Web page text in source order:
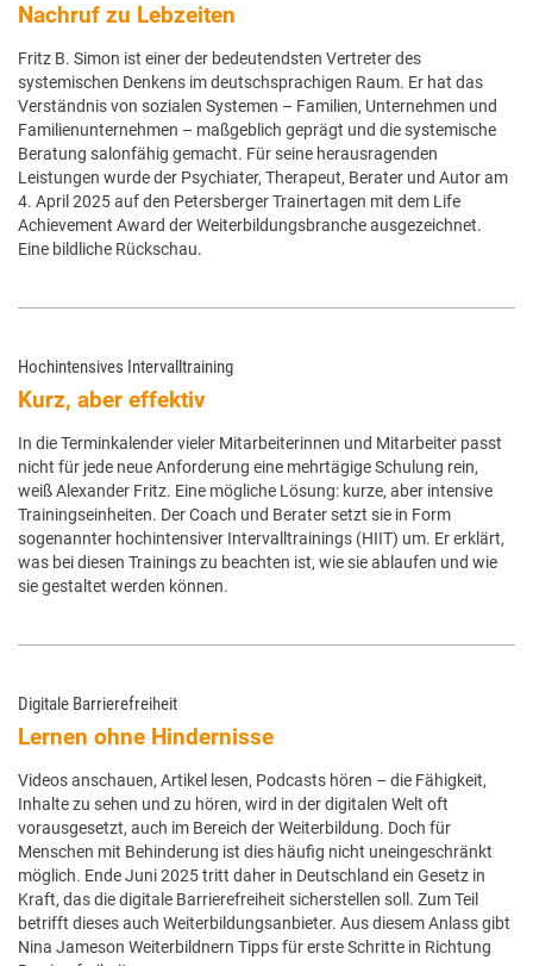
Nachruf zu Lebzeiten
Fritz B. Simon ist einer der bedeutendsten Vertreter des
systemischen Denkens im deutschsprachigen Raum. Er hat das
Verständnis von sozialen Systemen – Familien, Unternehmen und
Familienunternehmen – maßgeblich geprägt und die systemische
Beratung salonfähig gemacht. Für seine herausragenden
Leistungen wurde der Psychiater, Therapeut, Berater und Autor am
4. April 2025 auf den Petersberger Trainertagen mit dem Life
Achievement Award der Weiterbildungsbranche ausgezeichnet.
Eine bildliche Rückschau.
Hochintensives Intervalltraining
Kurz, aber effektiv
In die Terminkalender vieler Mitarbeiterinnen und Mitarbeiter passt
nicht für jede neue Anforderung eine mehrtägige Schulung rein,
weiß Alexander Fritz. Eine mögliche Lösung: kurze, aber intensive
Trainingseinheiten. Der Coach und Berater setzt sie in Form
sogenannter hochintensiver Intervalltrainings (HIIT) um. Er erklärt,
was bei diesen Trainings zu beachten ist, wie sie ablaufen und wie
sie gestaltet werden können.
Digitale Barrierefreiheit
Lernen ohne Hindernisse
Videos anschauen, Artikel lesen, Podcasts hören – die Fähigkeit,
Inhalte zu sehen und zu hören, wird in der digitalen Welt oft
vorausgesetzt, auch im Bereich der Weiterbildung. Doch für
Menschen mit Behinderung ist dies häufig nicht uneingeschränkt
möglich. Ende Juni 2025 tritt daher in Deutschland ein Gesetz in
Kraft, das die digitale Barrierefreiheit sicherstellen soll. Zum Teil
betrifft dieses auch Weiterbildungsanbieter. Aus diesem Anlass gibt
Nina Jameson Weiterbildnern Tipps für erste Schritte in Richtung